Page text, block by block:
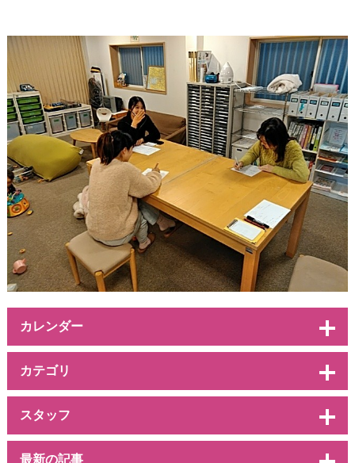
カレンダー
カテゴリ
スタッフ
最新の記事